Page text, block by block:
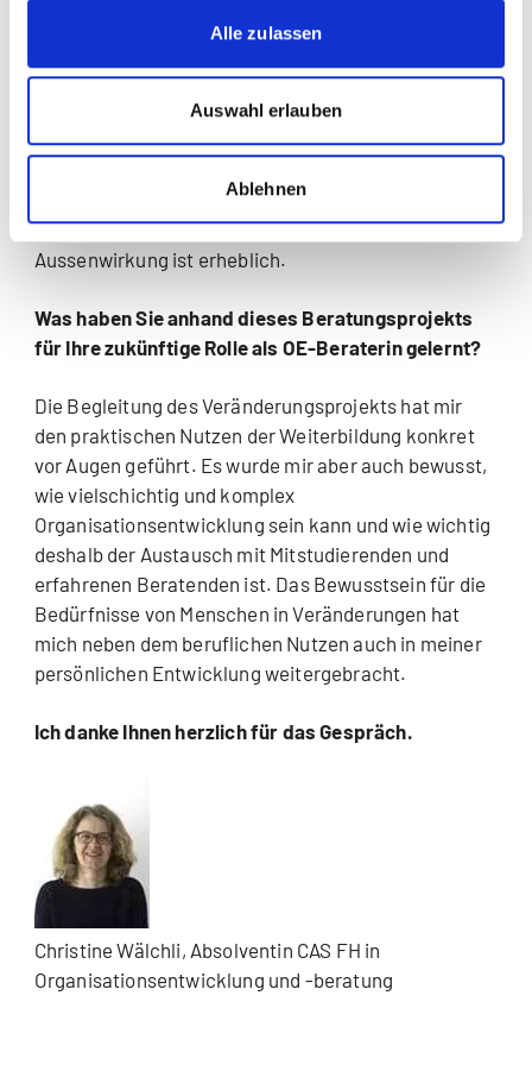
Alle zulassen
Auswahl erlauben
Ablehnen
Veränderungsprozesses nach den Grundsätzen der
OE hat sich auf eindrückliche Weise bewährt. Die Art
und Weise, wie Unternehmen Veränderungsprozesse
insbesondere den Stellenwert, den sie ihren
Mitarbeitenden einräumen. Die erzielte Innen- und
Aussenwirkung ist erheblich.
Was haben Sie anhand dieses Beratungsprojekts
für Ihre zukünftige Rolle als OE-Beraterin gelernt?
Die Begleitung des Veränderungsprojekts hat mir
den praktischen Nutzen der Weiterbildung konkret
vor Augen geführt. Es wurde mir aber auch bewusst,
wie vielschichtig und komplex
Organisationsentwicklung sein kann und wie wichtig
deshalb der Austausch mit Mitstudierenden und
erfahrenen Beratenden ist. Das Bewusstsein für die
Bedürfnisse von Menschen in Veränderungen hat
mich neben dem beruflichen Nutzen auch in meiner
persönlichen Entwicklung weitergebracht.
Ich danke Ihnen herzlich für das Gespräch.
Christine Wälchli, Absolventin CAS FH in
Organisationsentwicklung und -beratung